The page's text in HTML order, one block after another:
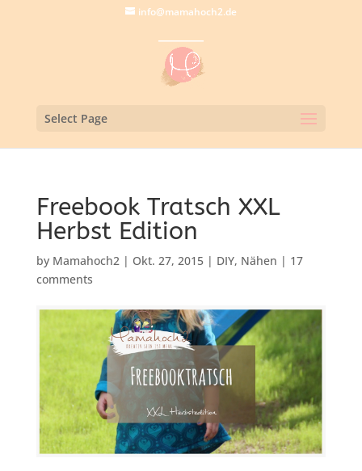
info@mamahoch2.de
Select Page
Freebook Tratsch XXL
Herbst Edition
by Mamahoch2| Okt. 27, 2015| DIY, Nähen | 17
comments